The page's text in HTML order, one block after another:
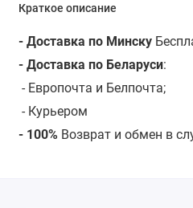
Краткое описание
- Доставка по Минску
- Доставка по Беларуси:
- Европочта и Белпочта;
- Курьером
- 100% Возврат и обмен в